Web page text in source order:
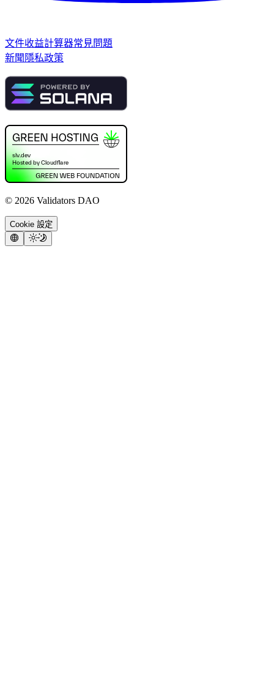
文件收益計算器常見問題
新聞 隱私政策
© 2026 Validators DAO
Cookie 設定